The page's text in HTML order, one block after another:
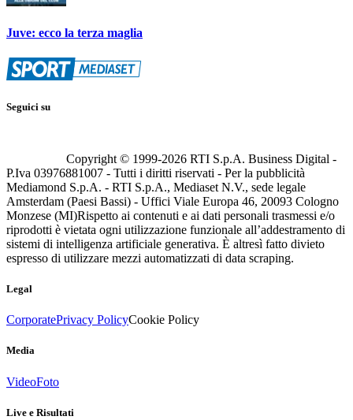
Juve: ecco la terza maglia
Seguici su
Copyright © 1999-2026 RTI S.p.A. Business Digital -
P.Iva 03976881007 - Tutti i diritti riservati - Per la pubblicità
Mediamond S.p.A. - RTI S.p.A., Mediaset N.V., sede legale
Amsterdam (Paesi Bassi) - Uffici Viale Europa 46, 20093 Cologno
Monzese (MI)Rispetto ai contenuti e ai dati personali trasmessi e/o
riprodotti è vietata ogni utilizzazione funzionale all’addestramento di
sistemi di intelligenza artificiale generativa. È altresì fatto divieto
espresso di utilizzare mezzi automatizzati di data scraping.
Legal
CorporatePrivacy PolicyCookie Policy
Media
VideoFoto
Live e Risultati